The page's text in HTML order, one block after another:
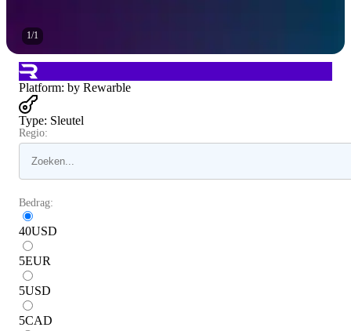
1/1
Platform: by Rewarble
Type: Sleutel
Regio:
Bedrag:
40USD
5EUR
5USD
5CAD